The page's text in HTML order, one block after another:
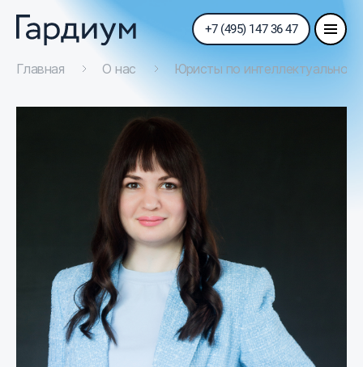
+7 (495) 147 36 47
Главная О нас Юристы по интеллектуальной